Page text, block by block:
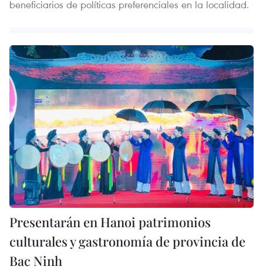
beneficiarios de políticas preferenciales en la localidad.
Presentarán en Hanoi patrimonios
culturales y gastronomía de provincia de
Bac Ninh